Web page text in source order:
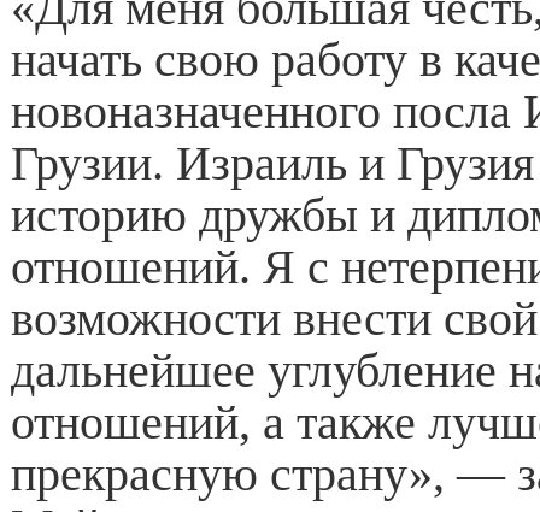
начать свою работу в
новоназначенного посла
Грузии. Израиль и
историю дружбы и
отношений. Я с
возможности внести
дальнейшее углубление
отношений, а также
прекрасную страну», —